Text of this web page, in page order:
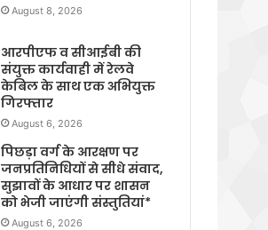
August 8, 2026
आरपीएफ व सीआईबी की
संयुक्त कार्यवाही में रेलवे
केबिल के साथ एक अभियुक्त
गिरफ्तार
August 6, 2026
पिछड़ा वर्ग के आरक्षण पर
जनप्रतिनिधियों से सीधे संवाद,
सुझावों के आधार पर शासन
को भेजी जाएंगी संस्तुतियां*
August 6, 2026